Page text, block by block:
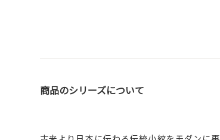
商品のシリーズについて